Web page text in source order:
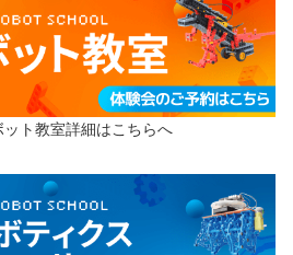
ト教室詳細はこちらへ